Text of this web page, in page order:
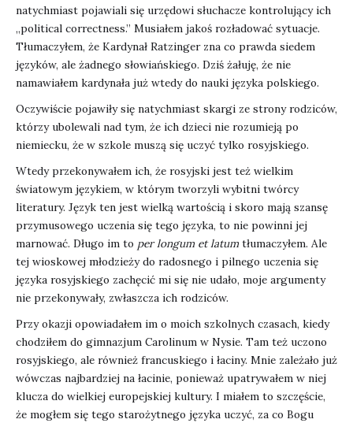
natychmiast pojawiali się urzędowi słuchacze kontrolujący ich
„political correctness.” Musiałem jakoś rozładować sytuacje.
Tłumaczyłem, że Kardynał Ratzinger zna co prawda siedem
języków, ale żadnego słowiańskiego. Dziś żałuję, że nie
namawiałem kardynała już wtedy do nauki języka polskiego.
Oczywiście pojawiły się natychmiast skargi ze strony rodziców,
którzy ubolewali nad tym, że ich dzieci nie rozumieją po
niemiecku, że w szkole muszą się uczyć tylko rosyjskiego.
Wtedy przekonywałem ich, że rosyjski jest też wielkim
światowym językiem, w którym tworzyli wybitni twórcy
literatury. Język ten jest wielką wartością i skoro mają szansę
przymusowego uczenia się tego języka, to nie powinni jej
marnować. Długo im to per longum et latum tłumaczyłem. Ale
tej wioskowej młodzieży do radosnego i pilnego uczenia się
języka rosyjskiego zachęcić mi się nie udało, moje argumenty
nie przekonywały, zwłaszcza ich rodziców.
Przy okazji opowiadałem im o moich szkolnych czasach, kiedy
chodziłem do gimnazjum Carolinum w Nysie. Tam też uczono
rosyjskiego, ale również francuskiego i łaciny. Mnie zależało już
wówczas najbardziej na łacinie, ponieważ upatrywałem w niej
klucza do wielkiej europejskiej kultury. I miałem to szczęście,
że mogłem się tego starożytnego języka uczyć, za co Bogu